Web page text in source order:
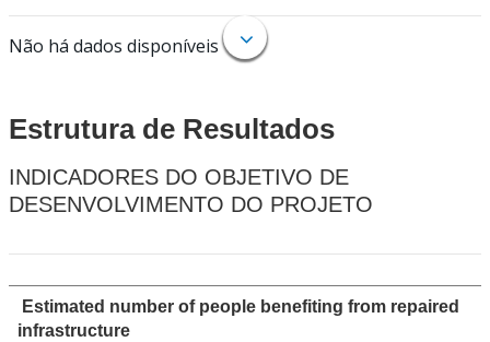
Não há dados disponíveis
Estrutura de Resultados
INDICADORES DO OBJETIVO DE
DESENVOLVIMENTO DO PROJETO
Estimated number of people benefiting from repaired
infrastructure